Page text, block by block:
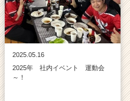
2025.05.16
2025年 社内イベント 運動会
～！